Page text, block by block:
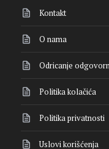
Kontakt
O nama
Odricanje
Politika kolačića
Politika privatnosti
Uslovi korišćenja